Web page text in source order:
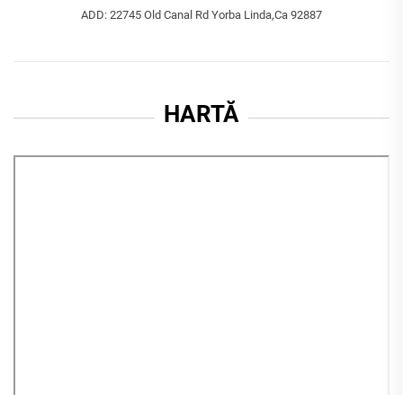
ADD: 22745 Old Canal Rd Yorba Linda,Ca 92887
HARTĂ